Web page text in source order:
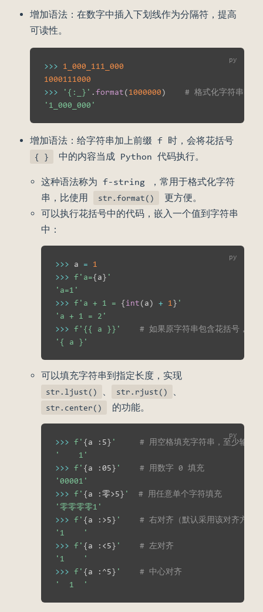
增加语法：在数字中插入下划线作为分隔符，提高
可读性。
>>>
1_000_111_000
1000111000
>>> '{:_}' .format(1000000)
# 格式化字符串时也
'1_000_000'
增加语法：给字符串加上前缀 f 时，会将花括号
{ } 中的内容当成 Python 代码执行。
这种语法称为 f-string ，常用于格式化字符
串，比使用
str.format()
更方便。
可以执行花括号中的代码，嵌入一个值到字符串
中：
>>> a =
1
>>> f'a={a} '
'a=1'
>>> f'a + 1 = {int(a) + 1 } '
'a + 1 = 2'
>>> f'{{ a }}'
# 如果原字符串包含花括号，则
'{ a }'
可以填充字符串到指定长度，实现
str.ljust() 、 str.rjust() 、
str.center() 的功能。
>>> f' {a : 5} '
# 用空格填充字符串，至少输出
'    1'
>>> f' {a :05} '
# 用数字 0 填充
'00001'
>>> f' {a :零>5} '
# 用任意单个字符填充
'零零零零1'
>>> f' {a : >5} '
# 右对齐（默认采用该对齐方式
'1    '
>>> f' {a : <5} '
# 左对齐
'1    '
>>> f' {a : ^5} '
# 中心对齐
'  1  '